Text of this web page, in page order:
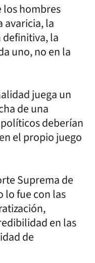
los hombres
avaricia, la
la
uno, no en la
juega un
de una
deberían
el propio juego
Suprema de
lo fue con las
en las
de